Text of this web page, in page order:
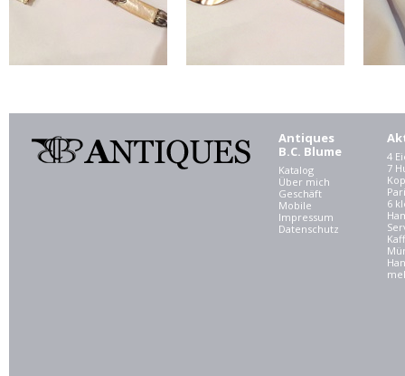
Antiques
B.C. Blume
Katalog
Über mich
Geschäft
Mobile
Impressum
Datenschutz
4
7
6